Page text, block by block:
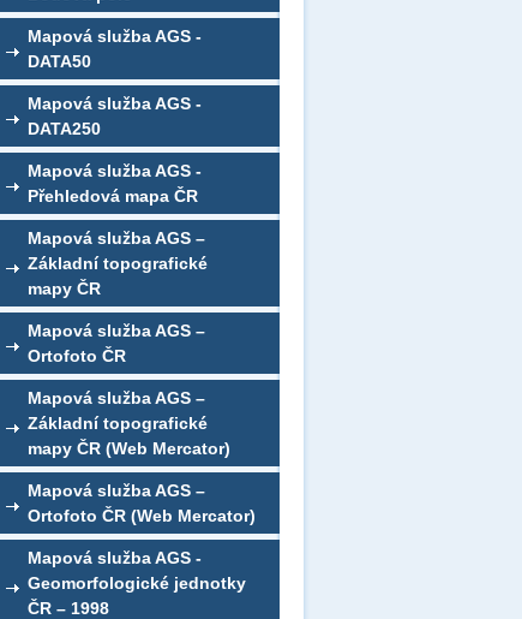
Mapová služba AGS -
DATA50
Mapová služba AGS -
DATA250
Mapová služba AGS -
Přehledová mapa ČR
Mapová služba AGS –
Základní topografické
mapy ČR
Mapová služba AGS –
Ortofoto ČR
Mapová služba AGS –
Základní topografické
mapy ČR (Web Mercator)
Mapová služba AGS –
Ortofoto ČR (Web Mercator)
Mapová služba AGS -
Geomorfologické jednotky
ČR – 1998